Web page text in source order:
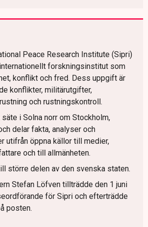
Peace Research Institute (Sipri)
forskningsinstitut som
konflikt och fred. Dess uppgift är
konflikter, militärutgifter,
och rustningskontroll.
i Solna norr om Stockholm,
delar fakta, analyser och
utifrån öppna källor till medier,
och till allmänheten.
större delen av den svenska staten.
Stefan Löfven tillträdde den 1 juni
för Sipri och efterträdde
posten.